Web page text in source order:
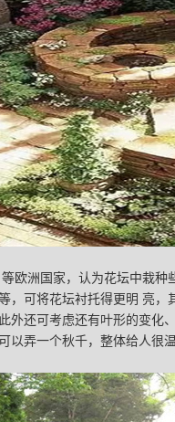
欧洲国家，认为花坛中栽
可将花坛衬托得更明 亮，
外还可考虑还有叶形的变化
弄一个秋千，整体给人很温